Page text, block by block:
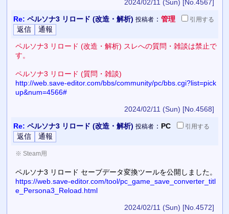
2024/02/11 (Sun) [No.4567]
Re: ペルソナ3 リロード (改造・解析) 投稿者： 管理 引用する
ペルソナ3 リロード (改造・解析) スレへの質問・雑談は禁止で
す。
ペルソナ3 リロード (質問・雑談)
http://web.save-editor.com/bbs/community/pc/bbs.cgi?list=pick
up&num=4566#
2024/02/11 (Sun) [No.4568]
Re: ペルソナ3 リロード (改造・解析) 投稿者： PC 引用する
※ Steam用
ペルソナ3 リロード セーブデータ変換ツールを公開しました。
https://web.save-editor.com/tool/pc_game_save_converter_titl
e_Persona3_Reload.html
2024/02/11 (Sun) [No.4572]